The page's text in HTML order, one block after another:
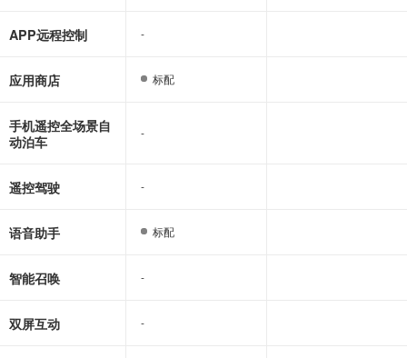
APP远程控制 -
应用商店 标配
手机遥控全场景自
动泊车
-
遥控驾驶 -
语音助手 标配
智能召唤 -
双屏互动 -
-
标配
-
-
标配
-
-